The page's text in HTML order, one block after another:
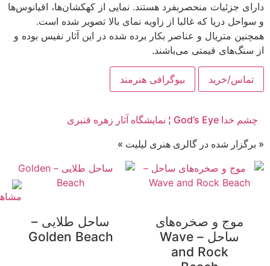
دارای جزئیات منحصربفرد هستند. نمایی از کهکشان‌ها، اقیانوس‌ها
و سواحل دریا که غالبا از زاویه نمای بالا تصویر شده است.
همچنین متریال و عناصر بکار برده شده در این آثار نفیس بوده و
از سنگ‌های قیمتی می‌باشند.
تماس/خرید بیوگرافی هنرمند
چشم خدا God’s Eye ¦ نمایشگاه آثار زهره قنبری
« برگزار شده در گالری هنری لیلیت »
موج و صخره‌های
ساحل – Wave
and Rock
ساحل طلایی –
Golden Beach